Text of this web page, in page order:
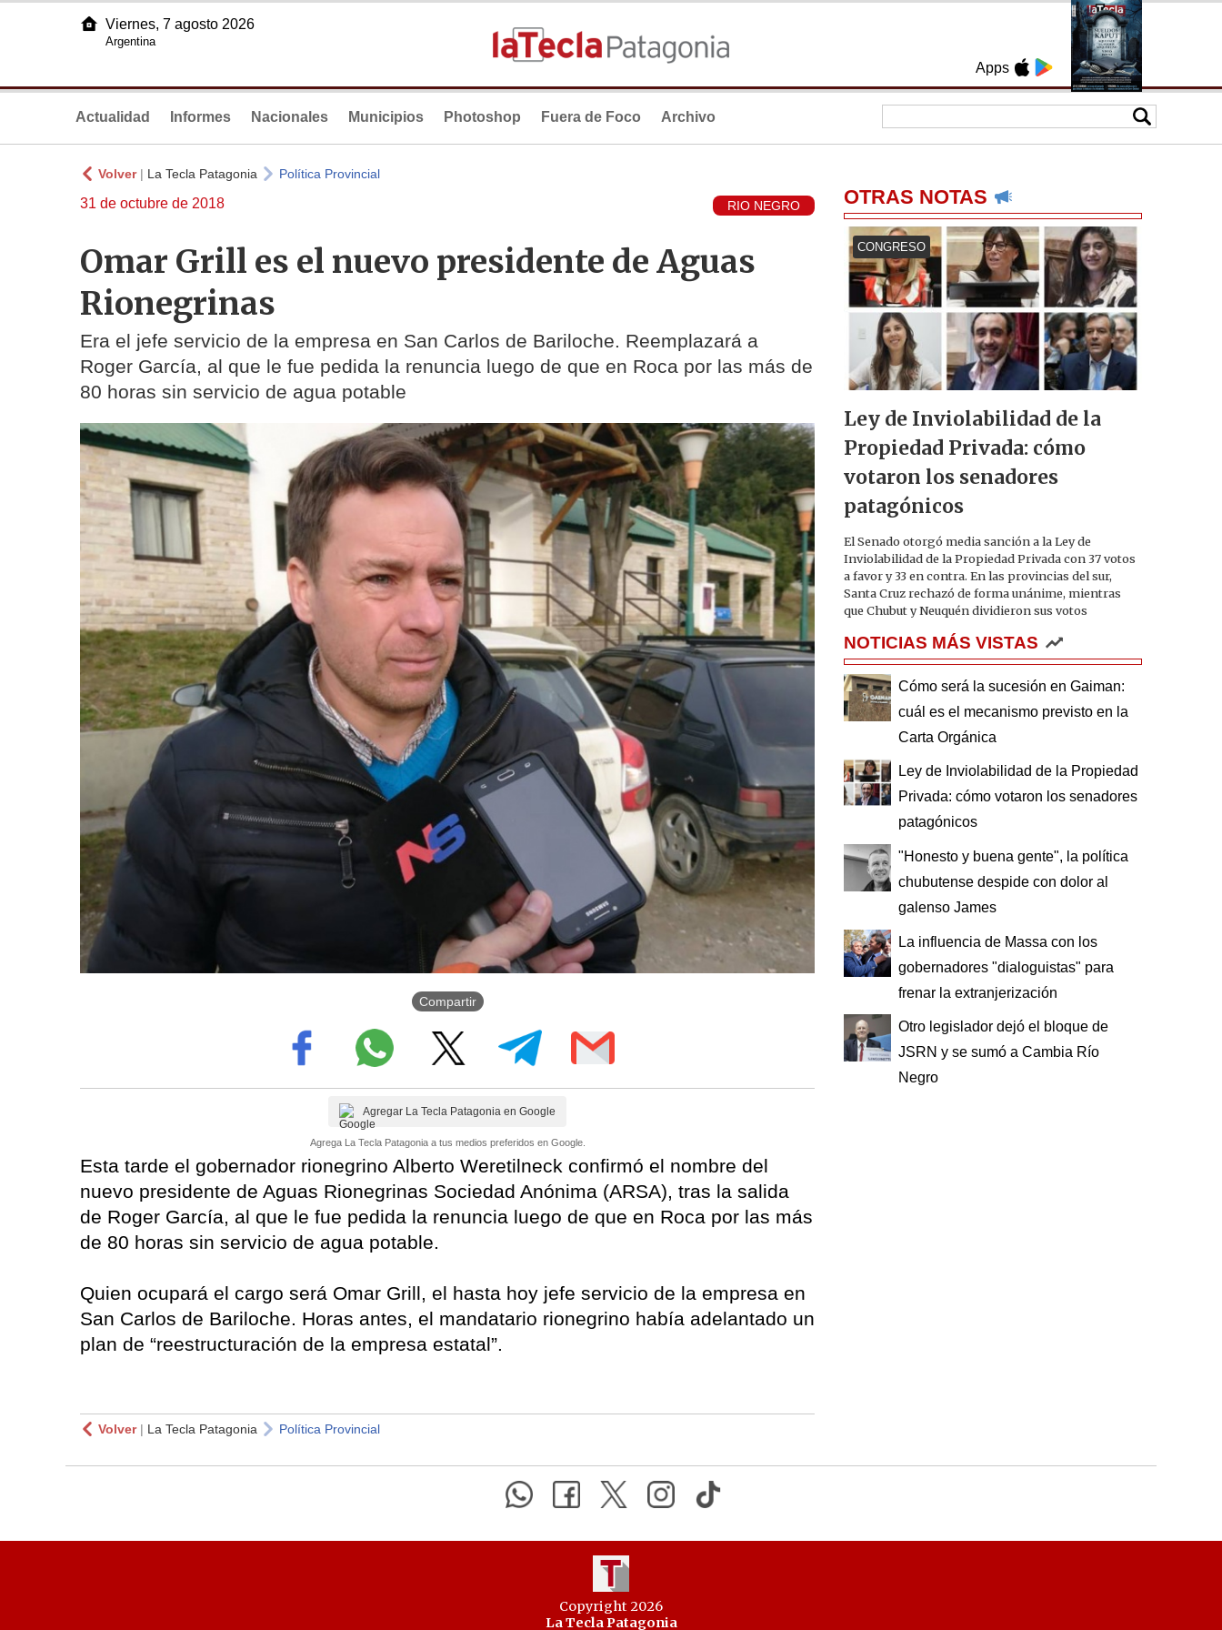
Apps
Viernes, 7 agosto 2026
Argentina
Actualidad Informes Nacionales Municipios Photoshop Fuera de Foco Archivo
Volver| La Tecla Patagonia Política Provincial
31 de octubre de 2018 RIO NEGRO
Omar Grill es el nuevo presidente de Aguas
Rionegrinas
Era el jefe servicio de la empresa en San Carlos de Bariloche. Reemplazará a
Roger García, al que le fue pedida la renuncia luego de que en Roca por las más de
80 horas sin servicio de agua potable
Compartir
Agregar La Tecla Patagonia en Google
Agrega La Tecla Patagonia a tus medios preferidos en Google.
Esta tarde el gobernador rionegrino Alberto Weretilneck confirmó el nombre del
nuevo presidente de Aguas Rionegrinas Sociedad Anónima (ARSA), tras la salida
de Roger García, al que le fue pedida la renuncia luego de que en Roca por las más
de 80 horas sin servicio de agua potable.
Quien ocupará el cargo será Omar Grill, el hasta hoy jefe servicio de la empresa en
San Carlos de Bariloche. Horas antes, el mandatario rionegrino había adelantado un
plan de “reestructuración de la empresa estatal”.
Volver| La Tecla Patagonia Política Provincial
OTRAS NOTAS
CONGRESO
Ley de Inviolabilidad de la
Propiedad Privada: cómo
votaron los senadores
patagónicos
El Senado otorgó media sanción a la Ley de
Inviolabilidad de la Propiedad Privada con 37 votos
a favor y 33 en contra. En las provincias del sur,
Santa Cruz rechazó de forma unánime, mientras
que Chubut y Neuquén dividieron sus votos
NOTICIAS MÁS VISTAS
Cómo será la sucesión en Gaiman:
cuál es el mecanismo previsto en la
Carta Orgánica
Ley de Inviolabilidad de la Propiedad
Privada: cómo votaron los senadores
patagónicos
"Honesto y buena gente", la política
chubutense despide con dolor al
galenso James
La influencia de Massa con los
gobernadores "dialoguistas" para
frenar la extranjerización
Otro legislador dejó el bloque de
JSRN y se sumó a Cambia Río
Negro
Copyright 2026
La Tecla Patagonia